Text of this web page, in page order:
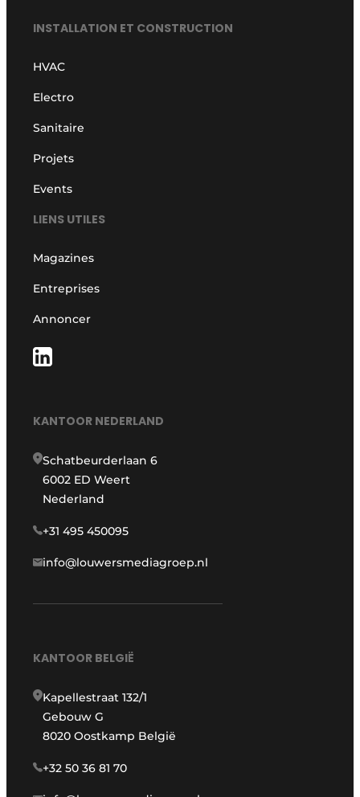
INSTALLATION ET CONSTRUCTION
HVAC
Electro
Sanitaire
Projets
Events
LIENS UTILES
Magazines
Entreprises
Annoncer
KANTOOR NEDERLAND
Schatbeurderlaan 6
6002 ED Weert
Nederland
+31 495 450095
info@louwersmediagroep.nl
KANTOOR BELGIË
Kapellestraat 132/1
Gebouw G
8020 Oostkamp België
+32 50 36 81 70